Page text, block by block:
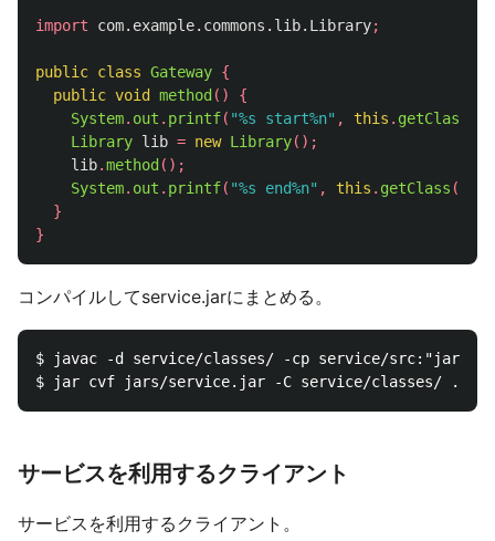
import com.example.commons.lib.Library;
public class Gateway {
public void method ()
{
System. out . printf( "%s start%n" , this . getClass
Library lib = new Library();
lib.method ();
System. out . printf( "%s end%n" , this . getClass ().
}
}
コンパイルしてservice.jarにまとめる。
$ javac -d service/classes/ -cp service/src:"jars/
サービスを利用するクライアント
サービスを利用するクライアント。